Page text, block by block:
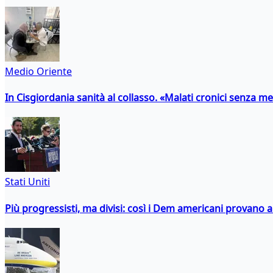
Medio Oriente
In Cisgiordania sanità al collasso. «Malati cronici senza
Stati Uniti
Più progressisti, ma divisi: così i Dem americani provano